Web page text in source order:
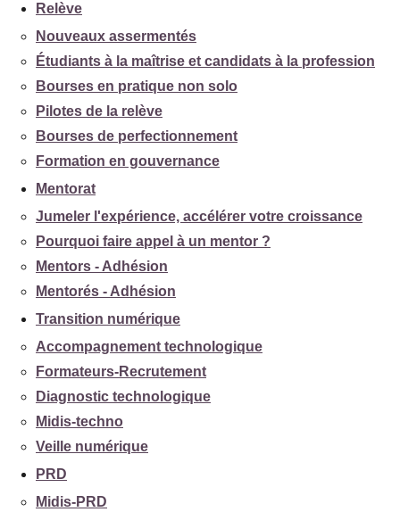
Relève
Nouveaux assermentés
Étudiants à la maîtrise et candidats à la profession
Bourses en pratique non solo
Pilotes de la relève
Bourses de perfectionnement
Formation en gouvernance
Mentorat
Jumeler l'expérience, accélérer votre croissance
Pourquoi faire appel à un mentor ?
Mentors - Adhésion
Mentorés - Adhésion
Transition numérique
Accompagnement technologique
Formateurs-Recrutement
Diagnostic technologique
Midis-techno
Veille numérique
PRD
Midis-PRD